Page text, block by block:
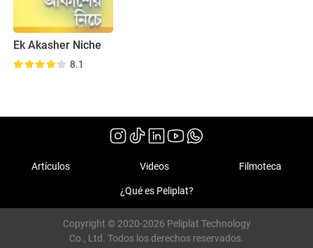
Ek Akasher Niche
8.1
Artículos Videos Filmoteca
¿Qué es Peliplat?
Copyright © 2020-2026 Peliplat Technology
Co., Ltd. Todos los derechos reservados.